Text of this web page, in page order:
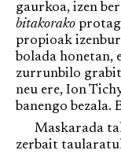
gaurkoa, izen
bitakorako
propioak
bolada honetan,
zurrunbilo
neu ere, Ion
banengo bezala.
Maskarada
zerbait